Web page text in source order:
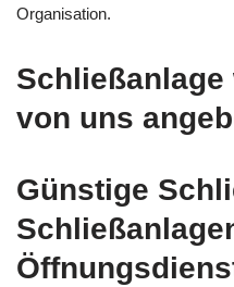
Organisation.
Schließanlage
von uns
Günstige